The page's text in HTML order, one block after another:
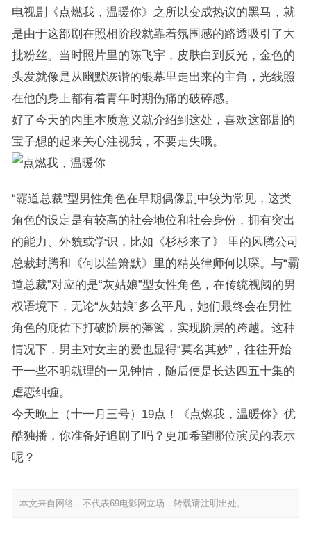
电视剧《点燃我，温暖你》之所以变成热议的黑马，就
是由于这部剧在照相阶段就靠着氛围感的路透吸引了大
批粉丝。当时照片里的陈飞宇，皮肤白到反光，金色的
头发就像是从幽默诙谐的银幕里走出来的主角，光线照
在他的身上都有着青年时期伤痛的破碎感。
好了今天的内里本质意义就介绍到这处，喜欢这部剧的
宝子想的起来关心注视我，不要走失哦。
“霸道总裁”型男性角色在早期偶像剧中较为常见，这类
角色的设定是有较高的社会地位和社会身份，拥有突出
的能力、外貌或学识，比如《杉杉来了》 里的风腾公司
总裁封腾和《何以笙箫默》里的精英律师何以琛。与“霸
道总裁”对应的是“灰姑娘”型女性角色，在传统视阈的男
权语境下，无论“灰姑娘”多么平凡，她们最终会在男性
角色的庇佑下打破阶层的藩篱，实现阶层的跨越。这种
情况下，男主对女主的爱也显得“莫名其妙”，往往开始
于一些不明就理的一见钟情，随后便是长达四五十集的
虐恋纠缠。
今天晚上（十一月三号）19点！《点燃我，温暖你》优
酷独播，你准备好追剧了吗？更加希望哪位演员的表示
呢？
本文来自网络，不代表69电影网立场，转载请注明出处。